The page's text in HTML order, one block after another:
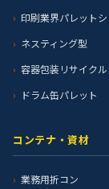
印刷業界パレット
ネスティング型
容器包装リサイクル
ドラム缶パレット
コンテナ・資材
業務用折コン